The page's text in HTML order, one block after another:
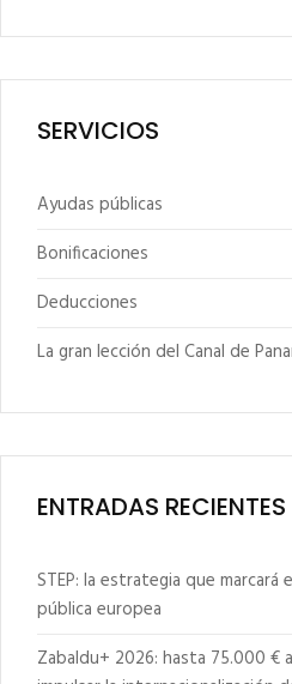
SERVICIOS
Ayudas públicas
Bonificaciones
Deducciones
La gran lección del Canal de
ENTRADAS RECIENTES
STEP: la estrategia que
pública europea
Zabaldu+ 2026: hasta 75.000